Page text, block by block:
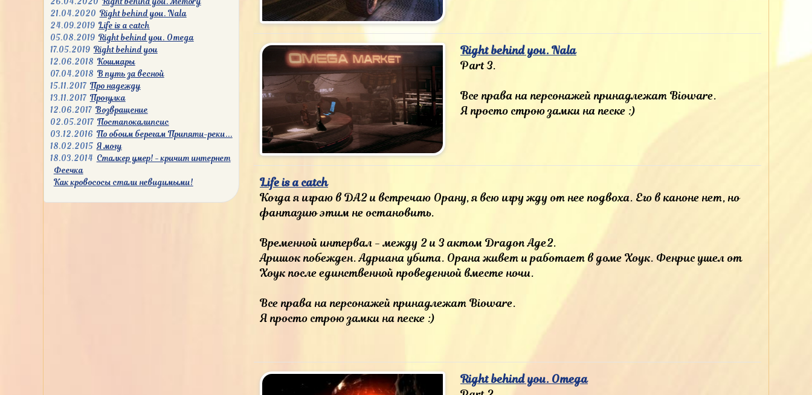
21.04.2020 Right behind you. Nala
24.09.2019 Life is a catch
05.08.2019 Right behind you. Omega
17.05.2019 Right behind you
12.06.2018 Кошмары
07.04.2018 В путь за весной
15.11.2017 Про надежду
13.11.2017 Прогулка
12.06.2017 Возвращение
02.05.2017 Постапокалипсис
03.12.2016 По обоим берегам Припяти-реки...
18.02.2015Я могу
18.03.2014 Сталкер умер! - кричит интернет
Феечка
Как кровососы стали невидимыми!
Right behind you. Nala
Part 3.
Все права на персонажей принадлежат Bioware.
Я просто строю замки на песке :)
Life is a catch
Когда я играю в ДА2 и встречаю Орану, я всю игру жду от нее подвоха. Его в каноне нет, но
фантазию этим не остановить.
Временной интервал - между 2 и 3 актом Dragon Age2.
Аришок побежден. Адриана убита. Орана живет и работает в доме Хоук. Фенрис ушел от
Хоук после единственной проведенной вместе ночи.
Все права на персонажей принадлежат Bioware.
Я просто строю замки на песке :)
Right behind you. Omega